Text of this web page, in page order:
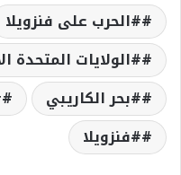
#الحرب على فنزويلا
#الولايات المتحدة
#بحر الكاريبي
#فنزويلا